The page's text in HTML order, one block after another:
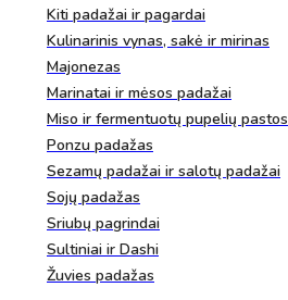
Kiti padažai ir pagardai
Kulinarinis vynas, sakė ir mirinas
Majonezas
Marinatai ir mėsos padažai
Miso ir fermentuotų pupelių pastos
Ponzu padažas
Sezamų padažai ir salotų padažai
Sojų padažas
Sriubų pagrindai
Sultiniai ir Dashi
Žuvies padažas